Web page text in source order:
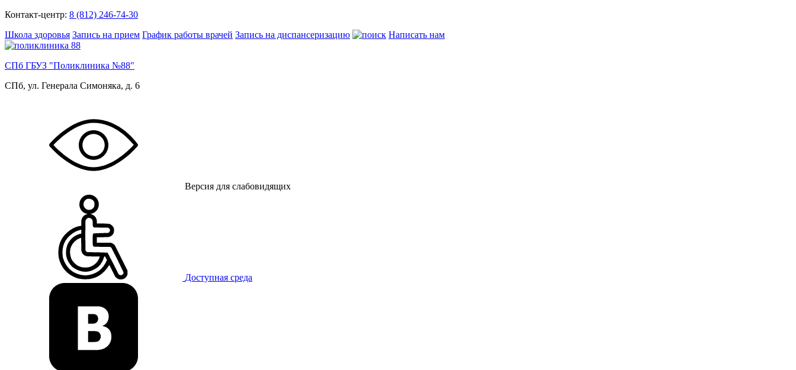
Контакт-центр: 8 (812) 246-74-30
Школа здоровья Запись на прием График работы врачей Запись на диспансеризацию Написать нам
СПб ГБУЗ "Поликлиника №88"
СПб, ул. Генерала Симоняка, д. 6
Версия для слабовидящих
Доступная среда